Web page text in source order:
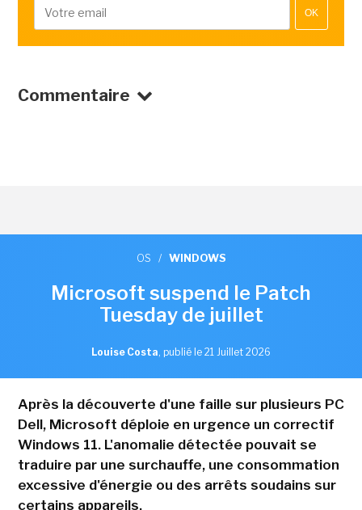
OK
Commentaire
OS / WINDOWS
Microsoft suspend le Patch
Tuesday de juillet
Louise Costa, publié le 21 Juillet 2026
Après la découverte d'une faille sur plusieurs PC
Dell, Microsoft déploie en urgence un correctif
Windows 11. L'anomalie détectée pouvait se
traduire par une surchauffe, une consommation
excessive d'énergie ou des arrêts soudains sur
certains appareils.